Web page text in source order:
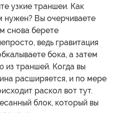
узкие траншеи. Как
нужен? Вы очерчиваете
снова берете
ведь гравитация
бока, а затем
из траншей. Когда вы
расширяется, и по мере
раскол вот тут.
блок, который вы